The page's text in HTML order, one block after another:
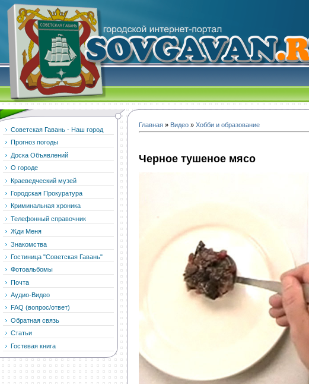
Советская Гавань - Наш город
Прогноз погоды
Доска Объявлений
О городе
Краеведческий музей
Городская Прокуратура
Криминальная хроника
Телефонный справочник
Жди Меня
Знакомства
Гостиница "Советская Гавань"
Фотоальбомы
Почта
Аудио-Видео
FAQ (вопрос/ответ)
Обратная связь
Статьи
Гостевая книга
Главная » Видео » Хобби и образование
Черное тушеное мясо